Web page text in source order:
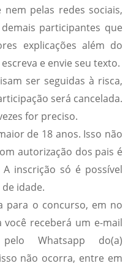
pelas redes sociais,
participantes que
explicações além do
e envie seu texto.
ser seguidas à risca,
será cancelada.
for preciso.
de 18 anos. Isso não
autorização dos pais é
inscrição só é possível
idade.
para o concurso, em no
você receberá um e-mail
Whatsapp do(a)
não ocorra, entre em